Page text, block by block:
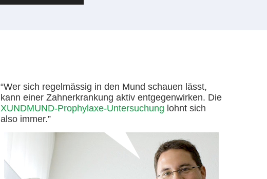
“Wer sich regelmässig in den Mund schauen lässt,
kann einer Zahnerkrankung aktiv entgegenwirken. Die
XUNDMUND-Prophylaxe-Untersuchung lohnt sich
also immer.”